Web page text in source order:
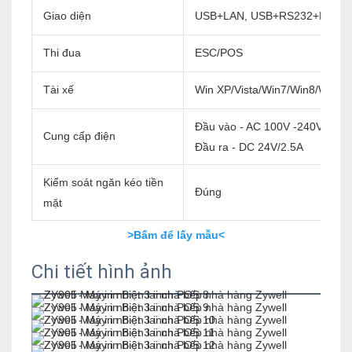
Giao diện USB+LAN, USB+RS232+LAN,
Thi đua ESC/POS
Tài xế Win XP/Vista/Win7/Win8/
Cung cấp điện
Đầu vào - AC 100V -240V/60Hz
Đầu ra - DC 24V/2.5A
Kiểm soát ngăn kéo tiền
mặt
Đúng
>Bấm để lấy mẫu<
Chi tiết hình ảnh